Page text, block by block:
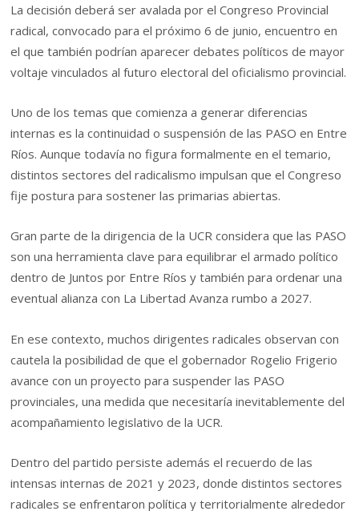
La decisión deberá ser avalada por el Congreso Provincial
radical, convocado para el próximo 6 de junio, encuentro en
el que también podrían aparecer debates políticos de mayor
voltaje vinculados al futuro electoral del oficialismo provincial.
Uno de los temas que comienza a generar diferencias
internas es la continuidad o suspensión de las PASO en Entre
Ríos. Aunque todavía no figura formalmente en el temario,
distintos sectores del radicalismo impulsan que el Congreso
fije postura para sostener las primarias abiertas.
Gran parte de la dirigencia de la UCR considera que las PASO
son una herramienta clave para equilibrar el armado político
dentro de Juntos por Entre Ríos y también para ordenar una
eventual alianza con La Libertad Avanza rumbo a 2027.
En ese contexto, muchos dirigentes radicales observan con
cautela la posibilidad de que el gobernador Rogelio Frigerio
avance con un proyecto para suspender las PASO
provinciales, una medida que necesitaría inevitablemente del
acompañamiento legislativo de la UCR.
Dentro del partido persiste además el recuerdo de las
intensas internas de 2021 y 2023, donde distintos sectores
radicales se enfrentaron política y territorialmente alrededor